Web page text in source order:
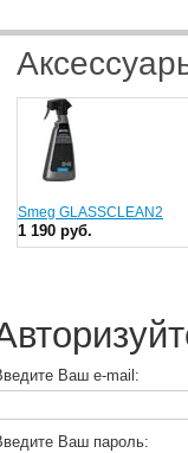
Smeg GLASSCLEAN2
1 190 руб.
Ваш e-mail:
Ваш пароль: